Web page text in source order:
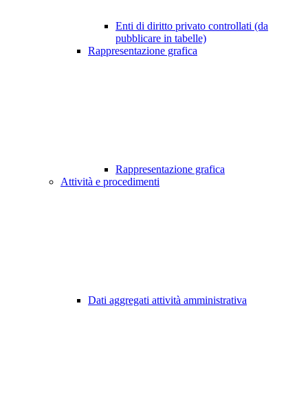
Enti di diritto privato controllati (da
pubblicare in tabelle)
Rappresentazione grafica
Rappresentazione grafica
Attività e procedimenti
Dati aggregati attività amministrativa